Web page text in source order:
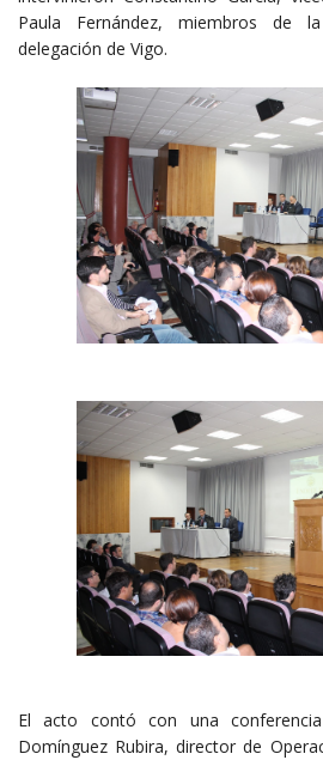
Paula Fernández, miembros de
delegación de Vigo.
El acto contó con una
Domínguez Rubira, director de